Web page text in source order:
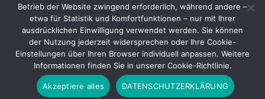
Facebook
X
(Twitter)
InstagramYouTube
© 2025 Trendy Fakten. Entworfen von Trendy Fakten.
Betrieb der Website zwingend erforderlich, während andere –
etwa für Statistik und Komfortfunktionen – nur mit Ihrer
ausdrücklichen Einwilligung verwendet werden. Sie können
der Nutzung jederzeit widersprechen oder Ihre Cookie-
Einstellungen über Ihren Browser individuell anpassen. Weitere
Informationen finden Sie in unserer Cookie-Richtlinie.
Akzeptiere alles DATENSCHUTZERKLÄRUNG